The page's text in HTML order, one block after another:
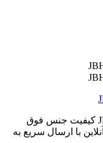
شستی استارت لحظه ای سبز سایز 16 JBH کیفیت جنس فوق
با ارسال سریع به